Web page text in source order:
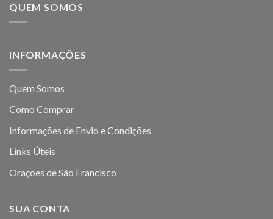
QUEM SOMOS
INFORMAÇÕES
Quem Somos
Como Comprar
Informações de Envio e Condições
Links Úteis
Orações de São Francisco
SUA CONTA